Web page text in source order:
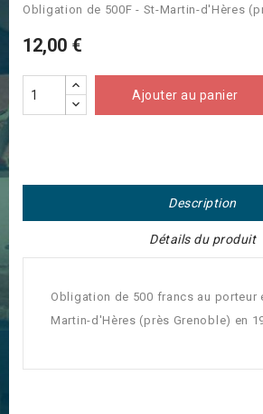
Obligation de 500F - St-Martin-d'Hères
12,00 €
Ajouter au panier
Description
Détails du produit
Obligation de 500 francs au porteur
Martin-d'Hères (près Grenoble) en